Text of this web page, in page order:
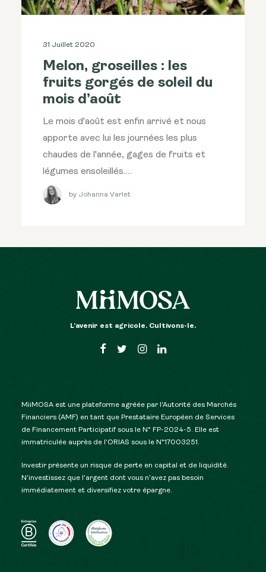
31 Juillet 2020
Melon, groseilles : les
fruits gorgés de soleil du
mois d’août
Le mois d'août est enfin arrivé et nous
apporte avec lui les journées les plus
chaudes de l'année, gages de fruits et
légumes ensoleillés.…
by Johanna Varlet
L’avenir est agricole. Cultivons-le.
MiiMOSA est une plateforme agréée par l’Autorité des Marchés
Financiers (AMF) en tant que Prestataire Européen de Services
de Financement Participatif sous le N° FP-2024-5. Elle est
immatriculée auprès de l’ORIAS sous le N°17003251.
Investir présente un risque de perte en capital et de liquidité.
N’investissez que l’argent dont vous n’avez pas besoin
immédiatement et diversifiez votre épargne.